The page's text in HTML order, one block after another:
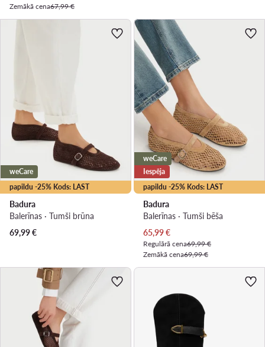
Zemākā cena67,99 €
papildu -25% Kods: LAST
weCare
Badura
Balerīnas · Tumši brūna
69,99€
papildu -25% Kods: LAST
weCare
Iespēja
Badura
Balerīnas · Tumši bēša
Pašreizējā cena
65,99€
Regulārā cena69,99 €
Zemākā cena69,99 €